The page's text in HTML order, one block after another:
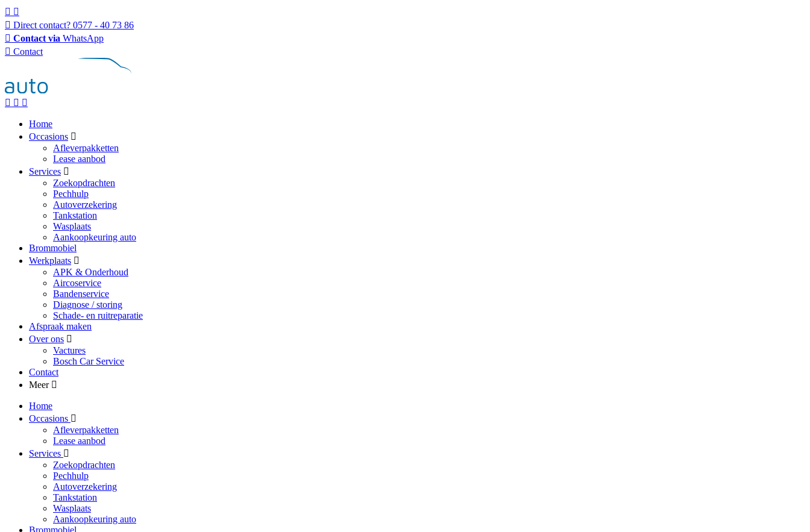
Direct contact? 0577 - 40 73 86
Contact via WhatsApp
Contact
Home
Occasions
Afleverpakketten
Lease aanbod
Services
Zoekopdrachten
Pechhulp
Autoverzekering
Tankstation
Wasplaats
Aankoopkeuring auto
Brommobiel
Werkplaats
APK & Onderhoud
Aircoservice
Bandenservice
Diagnose / storing
Schade- en ruitreparatie
Afspraak maken
Over ons
Vactures
Bosch Car Service
Contact
Meer
Home
Occasions
Afleverpakketten
Lease aanbod
Services
Zoekopdrachten
Pechhulp
Autoverzekering
Tankstation
Wasplaats
Aankoopkeuring auto
Brommobiel